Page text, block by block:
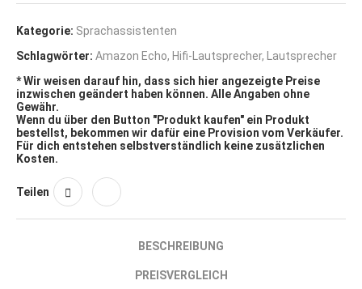
Kategorie: Sprachassistenten
Schlagwörter: Amazon Echo, Hifi-Lautsprecher,
Lautsprecher
* Wir weisen darauf hin, dass sich hier angezeigte Preise
inzwischen geändert haben können. Alle Angaben ohne
Gewähr.
Wenn du über den Button "Produkt kaufen" ein Produkt
bestellst, bekommen wir dafür eine Provision vom Verkäufer.
Für dich entstehen selbstverständlich keine zusätzlichen
Kosten.
Teilen
BESCHREIBUNG
PREISVERGLEICH